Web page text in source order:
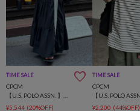
TIME SALE
CPCM
¥5,544 (20%OFF)
TIME SALE
CPCM
¥2,200 (44%OFF)